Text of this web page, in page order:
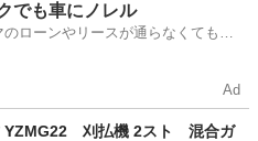
でも車にノレル
ローンやリースが通らなくてもク
Ad
YZMG22 刈払機 2スト 混合ガ